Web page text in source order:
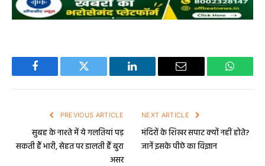
Facebook Twitter LinkedIn Email
PREVIOUS ARTICLE
सुबह के नाश्ते में ये गलतियां पड़
सकती हैं भारी, सेहत पर डालती हैं बुरा
असर
NEXT ARTICLE
मंदिरों के शिखर सपाट क्यों नहीं होते?
जानें इसके पीछे का विज्ञान